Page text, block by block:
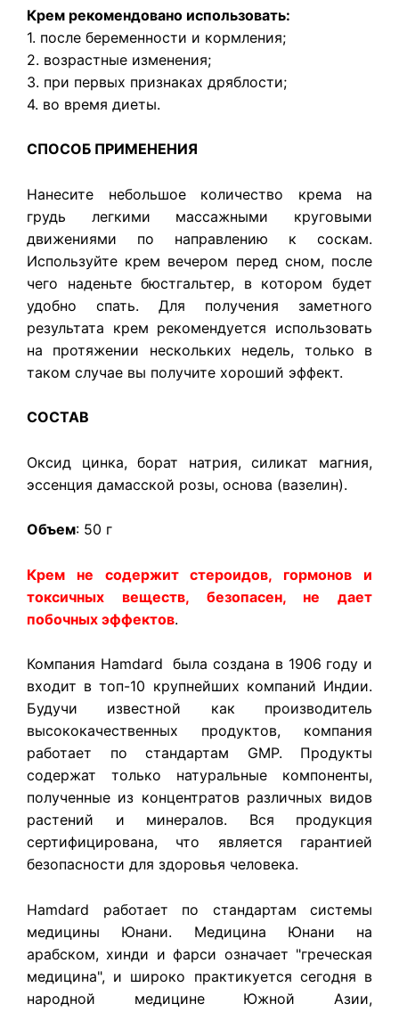
Крем рекомендовано использовать:
1. после беременности и кормления;
2. возрастные изменения;
3. при первых признаках дряблости;
4. во время диеты.
СПОСОБ ПРИМЕНЕНИЯ
Нанесите небольшое количество крема на
грудь легкими массажными круговыми
движениями по направлению к соскам.
Используйте крем вечером перед сном, после
чего наденьте бюстгальтер, в котором будет
удобно спать. Для получения заметного
результата крем рекомендуется использовать
на протяжении нескольких недель, только в
таком случае вы получите хороший эффект.
СОСТАВ
Оксид цинка, борат натрия, силикат магния,
эссенция дамасской розы, основа (вазелин).
Объем: 50 г
Крем не содержит стероидов, гормонов и
токсичных веществ, безопасен, не дает
побочных эффектов.
Компания Hamdard была создана в 1906 году и
входит в топ-10 крупнейших компаний Индии.
Будучи известной как производитель
высококачественных продуктов, компания
работает по стандартам GMP. Продукты
содержат только натуральные компоненты,
полученные из концентратов различных видов
растений и минералов. Вся продукция
сертифицирована, что является гарантией
безопасности для здоровья человека.
Hamdard работает по стандартам системы
медицины Юнани. Медицина Юнани на
арабском, хинди и фарси означает "греческая
медицина", и широко практикуется сегодня в
народной медицине Южной Азии,